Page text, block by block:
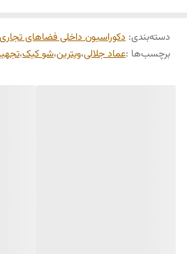
لوکس، خوشمزه و پرطرفدار است که جلوه‌ی
تصمیم خرید مشتری داشته باشد. در این
دسته‌بندی: دکوراسیون داخلی فضاهای تجاری
برچسب‌ها :عماد جلالی،ویترین،شو کیک،